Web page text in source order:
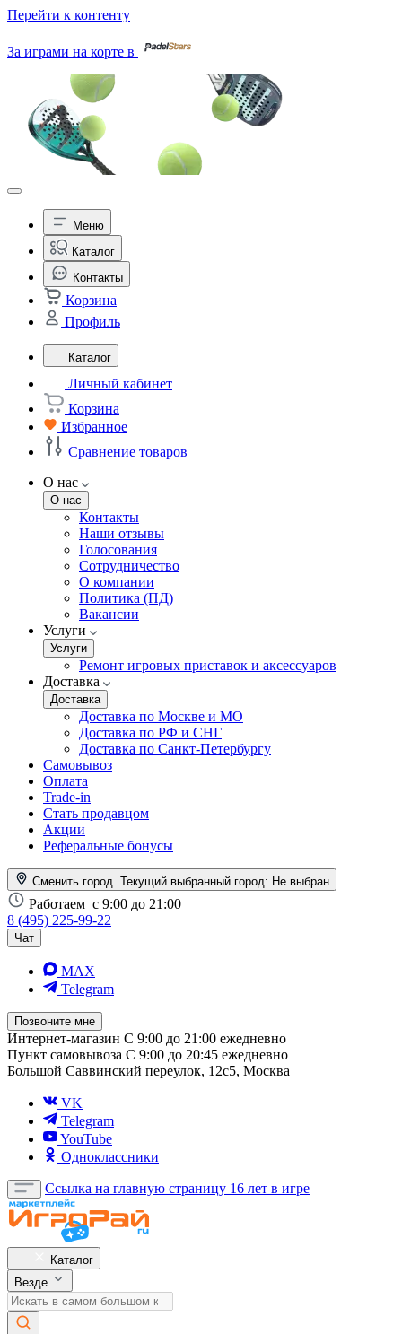
Перейти к контенту
За играми на корте в
Меню
Каталог
Контакты
Корзина
Профиль
Каталог
Личный кабинет
Корзина
Избранное
Сравнение товаров
О нас
О нас
Контакты
Наши отзывы
Голосования
Сотрудничество
О компании
Политика (ПД)
Вакансии
Услуги
Услуги
Ремонт игровых приставок и аксессуаров
Доставка
Доставка
Доставка по Москве и МО
Доставка по РФ и СНГ
Доставка по Санкт-Петербургу
Самовывоз
Оплата
Trade-in
Стать продавцом
Акции
Реферальные бонусы
Сменить город. Текущий выбранный город: Не выбран
Работаем с 9:00 до 21:00
8 (495) 225-99-22
Чат
MAX
Telegram
Позвоните мне
Интернет-магазин С 9:00 до 21:00 ежедневно
Пункт самовывоза С 9:00 до 20:45 ежедневно
Большой Саввинский переулок, 12с5, Москва
VK
Telegram
YouTube
Одноклассники
Ссылка на главную страницу 16 лет в игре
Каталог
Везде